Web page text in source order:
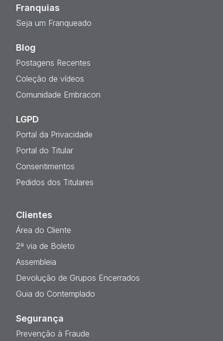
Franquias
Seja um Franqueado
Blog
Postagens Recentes
Coleção de vídeos
Comunidade Embracon
LGPD
Portal da Privacidade
Portal do Titular
Consentimentos
Pedidos dos Titulares
Clientes
Área do Cliente
2ª via de Boleto
Assembleia
Devolução de Grupos Encerrados
Guia do Contemplado
Segurança
Prevenção à Fraude